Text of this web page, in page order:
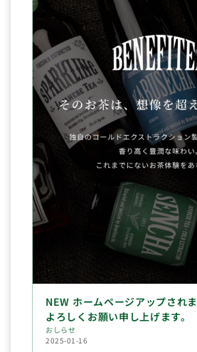
NEW ホームページアップされ
よろしくお願い申し上げます。
おしらせ
2025-01-16